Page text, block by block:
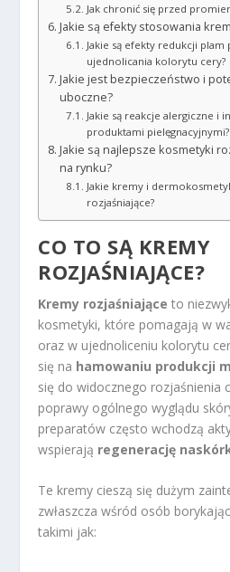
Jak chronić się przed
Jakie są efekty stosowania
Jakie są efekty redukcji plam
ujednolicania kolorytu cery?
Jakie jest bezpieczeństwo i
uboczne?
Jakie są reakcje alergiczne i
produktami pielęgnacyjnymi?
Jakie są najlepsze kosmetyki
na rynku?
Jakie kremy i
rozjaśniające?
CO TO SĄ KREMY
ROZJAŚNIAJĄCE?
Kremy rozjaśniające to
kosmetyki, które pomagają w
oraz w ujednoliceniu kolorytu
się na hamowaniu produkcji
się do widocznego rozjaśnienia
poprawy ogólnego wyglądu
preparatów często wchodzą
wspierają regenerację
Te kremy cieszą się dużym
zwłaszcza wśród osób
takimi jak: